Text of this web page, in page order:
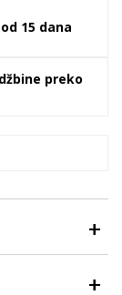
15 dana
preko